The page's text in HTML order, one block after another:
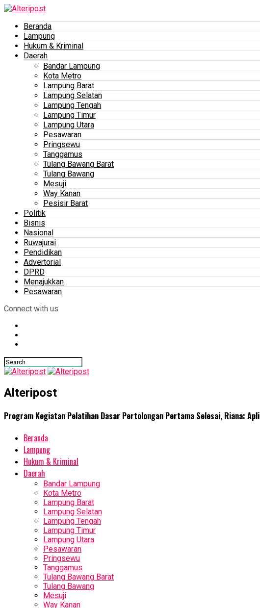
Beranda
Lampung
Hukum & Kriminal
Daerah
Bandar Lampung
Kota Metro
Lampung Barat
Lampung Selatan
Lampung Tengah
Lampung Timur
Lampung Utara
Pesawaran
Pringsewu
Tanggamus
Tulang Bawang Barat
Tulang Bawang
Mesuji
Way Kanan
Pesisir Barat
Politik
Bisnis
Nasional
Ruwajurai
Pendidikan
Advertorial
DPRD
Menajukkan
Pesawaran
Connect with us
Alteripost
Program Kegiatan Pelatihan Dasar Pertolongan Pertama Selesai, Riana:
Beranda
Lampung
Hukum & Kriminal
Daerah
Bandar Lampung
Kota Metro
Lampung Barat
Lampung Selatan
Lampung Tengah
Lampung Timur
Lampung Utara
Pesawaran
Pringsewu
Tanggamus
Tulang Bawang Barat
Tulang Bawang
Mesuji
Way Kanan